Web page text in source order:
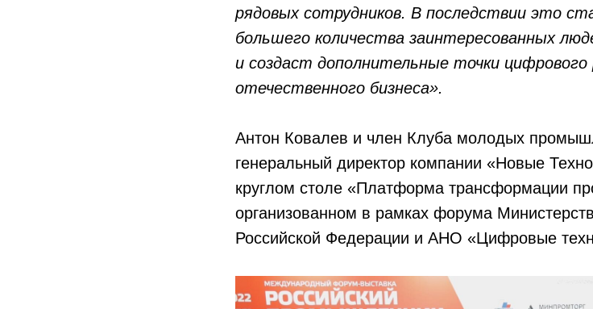
рядовых сотрудников. В последствии это
большего количества заинтересованных
и создаст дополнительные точки
отечественного бизнеса».
Антон Ковалев и член Клуба молодых
генеральный директор компании «Новые
круглом столе «Платформа трансформации
организованном в рамках форума
Российской Федерации и АНО «Цифровые